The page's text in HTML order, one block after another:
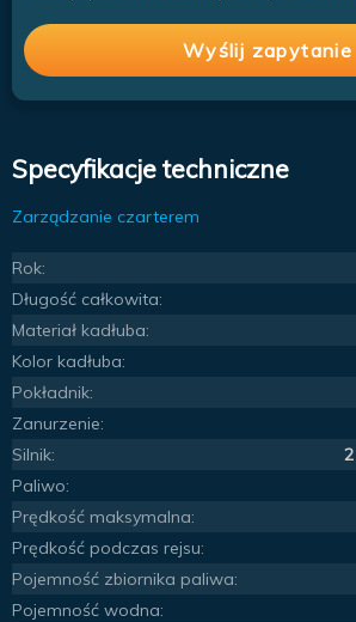
Wyślij zapytanie
Specyfikacje techniczne
Zarządzanie czarterem
Rok:
Długość całkowita:
Materiał kadłuba:
Kolor kadłuba:
Pokładnik:
Zanurzenie:
Silnik:
Paliwo:
Prędkość maksymalna:
Prędkość podczas rejsu:
Pojemność zbiornika paliwa:
Pojemność wodna: